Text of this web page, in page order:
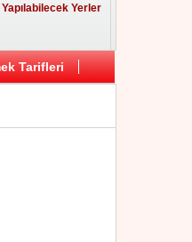
Yerler
Tarifleri